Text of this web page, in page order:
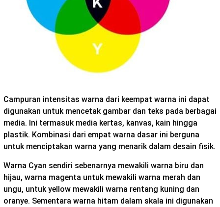
Campuran intensitas warna dari keempat warna ini dapat
digunakan untuk mencetak gambar dan teks pada berbagai
media. Ini termasuk media kertas, kanvas, kain hingga
plastik. Kombinasi dari empat warna dasar ini berguna
untuk menciptakan warna yang menarik dalam desain fisik.
Warna Cyan sendiri sebenarnya mewakili warna biru dan
hijau, warna magenta untuk mewakili warna merah dan
ungu, untuk yellow mewakili warna rentang kuning dan
oranye. Sementara warna hitam dalam skala ini digunakan